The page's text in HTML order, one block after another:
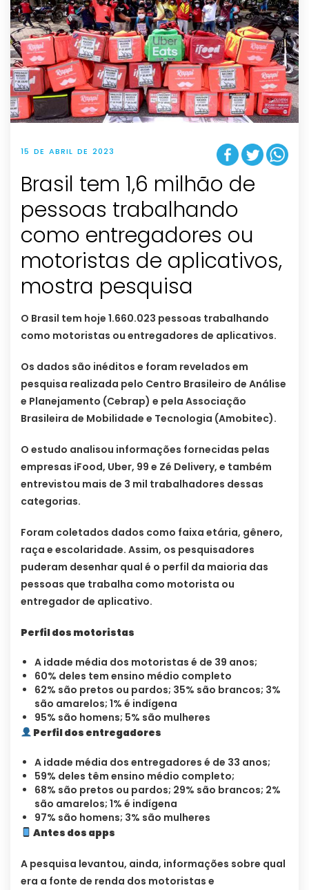
15 DE ABRIL DE 2023
Brasil tem 1,6 milhão de
pessoas trabalhando
como entregadores ou
motoristas de aplicativos,
mostra pesquisa
O Brasil tem hoje 1.660.023 pessoas trabalhando
como motoristas ou entregadores de aplicativos.
Os dados são inéditos e foram revelados em
pesquisa realizada pelo Centro Brasileiro de Análise
e Planejamento (Cebrap) e pela Associação
Brasileira de Mobilidade e Tecnologia (Amobitec).
O estudo analisou informações fornecidas pelas
empresas iFood, Uber, 99 e Zé Delivery, e também
entrevistou mais de 3 mil trabalhadores dessas
categorias.
Foram coletados dados como faixa etária, gênero,
raça e escolaridade. Assim, os pesquisadores
puderam desenhar qual é o perfil da maioria das
pessoas que trabalha como motorista ou
entregador de aplicativo.
Perfil dos motoristas
A idade média dos motoristas é de 39 anos;
60% deles tem ensino médio completo
62% são pretos ou pardos; 35% são brancos; 3%
são amarelos; 1% é indígena
95% são homens; 5% são mulheres
Perfil dos entregadores
A idade média dos entregadores é de 33 anos;
59% deles têm ensino médio completo;
68% são pretos ou pardos; 29% são brancos; 2%
são amarelos; 1% é indígena
97% são homens; 3% são mulheres
Antes dos apps
A pesquisa levantou, ainda, informações sobre qual
era a fonte de renda dos motoristas e